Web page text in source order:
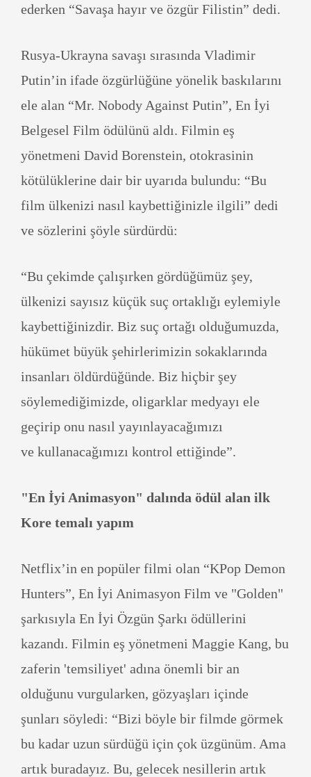
ederken “Savaşa hayır ve özgür Filistin” dedi.
Rusya-Ukrayna savaşı sırasında Vladimir
Putin’in ifade özgürlüğüne yönelik baskılarını
ele alan “Mr. Nobody Against Putin”, En İyi
Belgesel Film ödülünü aldı. Filmin eş
yönetmeni David Borenstein, otokrasinin
kötülüklerine dair bir uyarıda bulundu: “Bu
film ülkenizi nasıl kaybettiğinizle ilgili” dedi
ve sözlerini şöyle sürdürdü:
“Bu çekimde çalışırken gördüğümüz şey,
ülkenizi sayısız küçük suç ortaklığı eylemiyle
kaybettiğinizdir. Biz suç ortağı olduğumuzda,
hükümet büyük şehirlerimizin sokaklarında
insanları öldürdüğünde. Biz hiçbir şey
söylemediğimizde, oligarklar medyayı ele
geçirip onu nasıl yayınlayacağımızı
ve kullanacağımızı kontrol ettiğinde”.
"En İyi Animasyon" dalında ödül alan ilk
Kore temalı yapım
Netflix’in en popüler filmi olan “KPop Demon
Hunters”, En İyi Animasyon Film ve "Golden"
şarkısıyla En İyi Özgün Şarkı ödüllerini
kazandı. Filmin eş yönetmeni Maggie Kang, bu
zaferin 'temsiliyet' adına önemli bir an
olduğunu vurgularken, gözyaşları içinde
şunları söyledi: “Bizi böyle bir filmde görmek
bu kadar uzun sürdüğü için çok üzgünüm. Ama
artık buradayız. Bu, gelecek nesillerin artık